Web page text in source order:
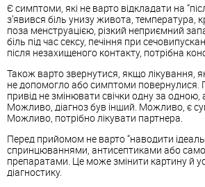
Є симптоми, які не варто відкладати на
з’явився біль унизу живота, температура,
поза менструацією, різкий неприємний
біль під час сексу, печіння при
після незахищеного контакту, потрібна
Також варто звернутися, якщо лікування,
не допомогло або симптоми повернулися.
привід не змінювати свічки одну за одною,
Можливо, діагноз був інший. Можливо, є
Можливо, потрібно лікувати партнера.
Перед прийомом не варто “наводити
спринцюваннями, антисептиками або
препаратами. Це може змінити картину й
діагностику.